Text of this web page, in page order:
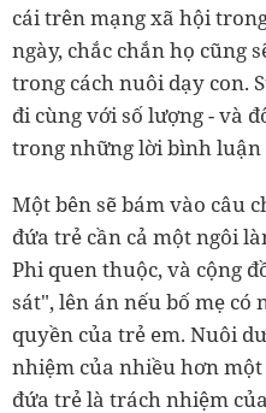
cái trên mạng xã hội
ngày, chắc chắn họ cũng
trong cách nuôi dạy con.
đi cùng với số lượng - và
trong những lời bình luận
Một bên sẽ bám vào câu
đứa trẻ cần cả một ngôi
Phi quen thuộc, và cộng
sát", lên án nếu bố mẹ
quyền của trẻ em. Nuôi
nhiệm của nhiều hơn
đứa trẻ là trách nhiệm